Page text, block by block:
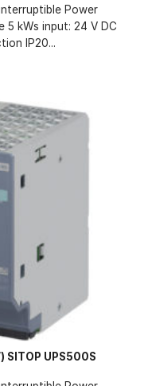
Power
5 kWs input: 24 V DC
IP20...
SITOP UPS500S